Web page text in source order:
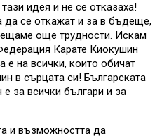
идея и не се отказаха!
да се откажат и за в бъдеще,
още трудности. Искам
Карате Киокушин
е на всички, които обичат
в сърцата си! Българската
за всички българи и за
и възможността да